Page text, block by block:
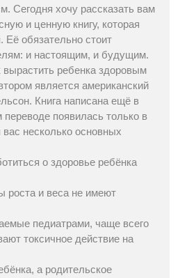
Сегодня хочу рассказать вам
и ценную книгу, которая
Её обязательно стоит
и настоящим, и будущим.
вырастить ребенка здоровым
является американский
Книга написана ещё в
переводе появилась только в
несколько основных
о здоровье ребёнка
роста и веса не имеют
педиатрами, чаще всего
токсичное действие на
а родительское